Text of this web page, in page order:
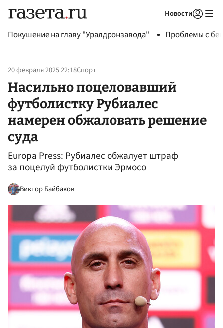
Новости
Покушение на главу "Уралдронзавода" Проблемы с
20 февраля 2025 22:18Спорт
Насильно поцеловавший
футболистку Рубиалес
намерен обжаловать решение
суда
Europa Press: Рубиалес обжалует штраф
за поцелуй футболистки Эрмосо
Виктор Байбаков